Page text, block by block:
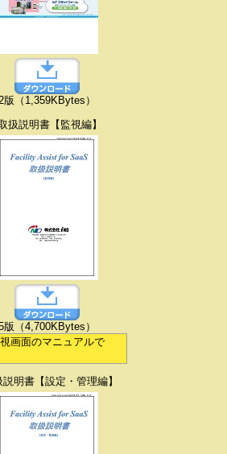
版（1,359KBytes）
扱説明書【監視編】
版（4,700KBytes）
画面のマニュアルで
明書【設定・管理編】